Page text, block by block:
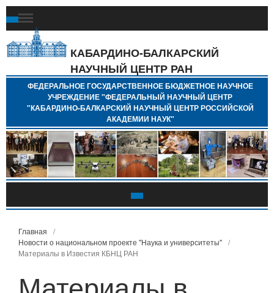
КАБАРДИНО-БАЛКАРСКИЙ
НАУЧНЫЙ ЦЕНТР РАН
ФЕДЕРАЛЬНОЕ ГОСУДАРСТВЕННОЕ БЮДЖЕТНОЕ НАУЧНОЕ
УЧРЕЖДЕНИЕ "ФЕДЕРАЛЬНЫЙ НАУЧНЫЙ ЦЕНТР
"КАБАРДИНО-БАЛКАРСКИЙ НАУЧНЫЙ ЦЕНТР РОССИЙСКОЙ
АКАДЕМИИ НАУК"
Главная
/
Новости о национальном проекте "Наука и университеты" /
Материалы в Известия КБНЦ РАН